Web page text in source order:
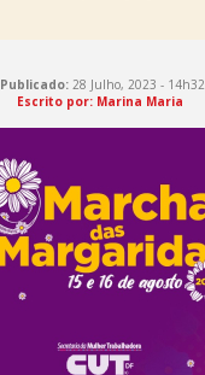
Publicado:28 Julho, 2023 - 14h32
Escrito por: Marina Maria